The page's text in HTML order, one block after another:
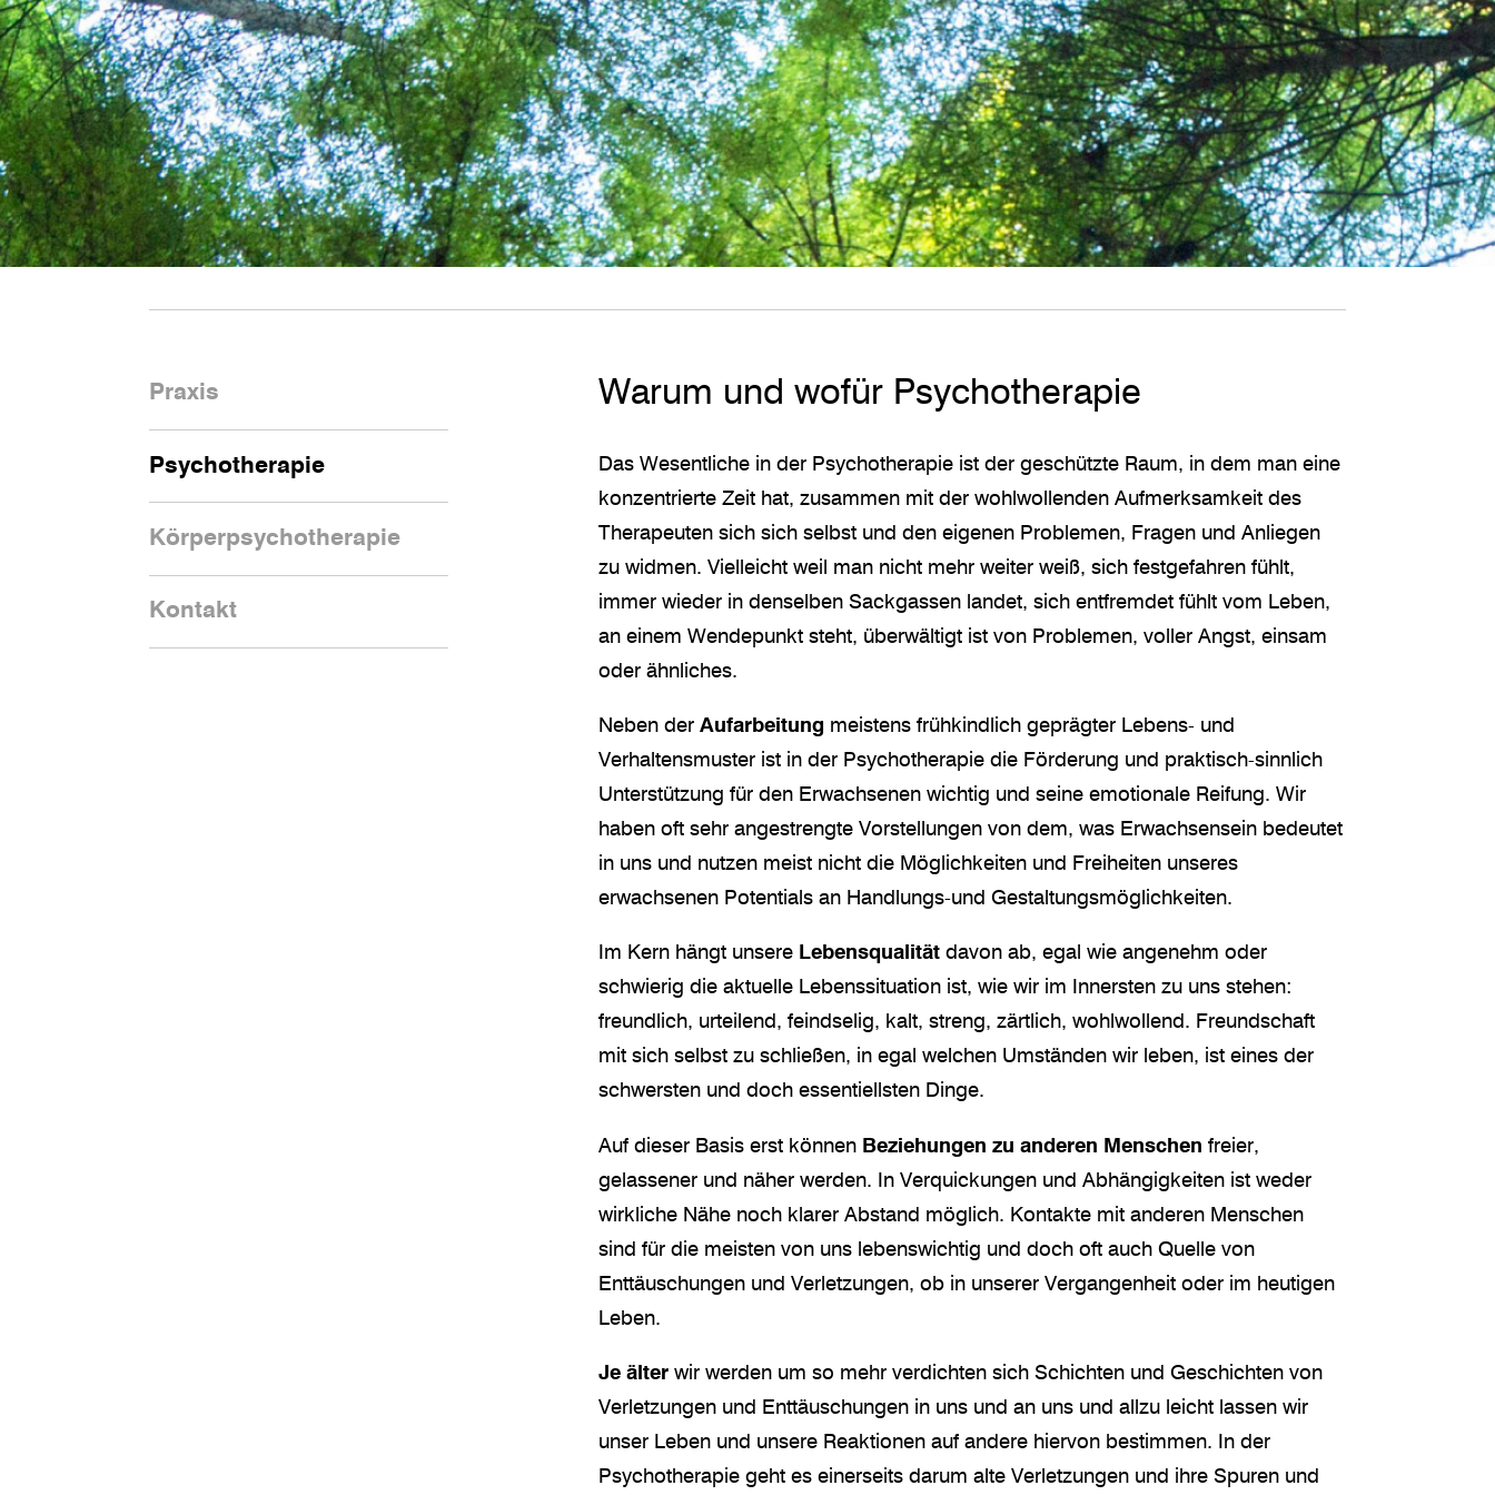
Praxis
Psychotherapie
Körperpsychotherapie
Kontakt
Warum und wofür Psychotherapie
Das Wesentliche in der Psychotherapie ist der geschützte Raum, in dem man eine
konzentrierte Zeit hat, zusammen mit der wohlwollenden Aufmerksamkeit des
Therapeuten sich sich selbst und den eigenen Problemen, Fragen und Anliegen
zu widmen. Vielleicht weil man nicht mehr weiter weiß, sich festgefahren fühlt,
immer wieder in denselben Sackgassen landet, sich entfremdet fühlt vom Leben,
an einem Wendepunkt steht, überwältigt ist von Problemen, voller Angst, einsam
oder ähnliches.
Neben der Aufarbeitung meistens frühkindlich geprägter Lebens- und
Verhaltensmuster ist in der Psychotherapie die Förderung und praktisch-sinnlich
Unterstützung für den Erwachsenen wichtig und seine emotionale Reifung. Wir
haben oft sehr angestrengte Vorstellungen von dem, was Erwachsensein bedeutet
in uns und nutzen meist nicht die Möglichkeiten und Freiheiten unseres
erwachsenen Potentials an Handlungs-und Gestaltungsmöglichkeiten.
Im Kern hängt unsere Lebensqualitätdavon ab, egal wie angenehm oder
schwierig die aktuelle Lebenssituation ist, wie wir im Innersten zu uns stehen:
freundlich, urteilend, feindselig, kalt, streng, zärtlich, wohlwollend. Freundschaft
mit sich selbst zu schließen, in egal welchen Umständen wir leben, ist eines der
schwersten und doch essentiellsten Dinge.
Auf dieser Basis erst können Beziehungen zu anderen Menschen freier,
gelassener und näher werden. In Verquickungen und Abhängigkeiten ist weder
wirkliche Nähe noch klarer Abstand möglich. Kontakte mit anderen Menschen
sind für die meisten von uns lebenswichtig und doch oft auch Quelle von
Enttäuschungen und Verletzungen, ob in unserer Vergangenheit oder im heutigen
Leben.
Je älterwir werden um so mehr verdichten sich Schichten und Geschichten von
Verletzungen und Enttäuschungen in uns und an uns und allzu leicht lassen wir
unser Leben und unsere Reaktionen auf andere hiervon bestimmen. In der
Psychotherapie geht es einerseits darum alte Verletzungen und ihre Spuren und